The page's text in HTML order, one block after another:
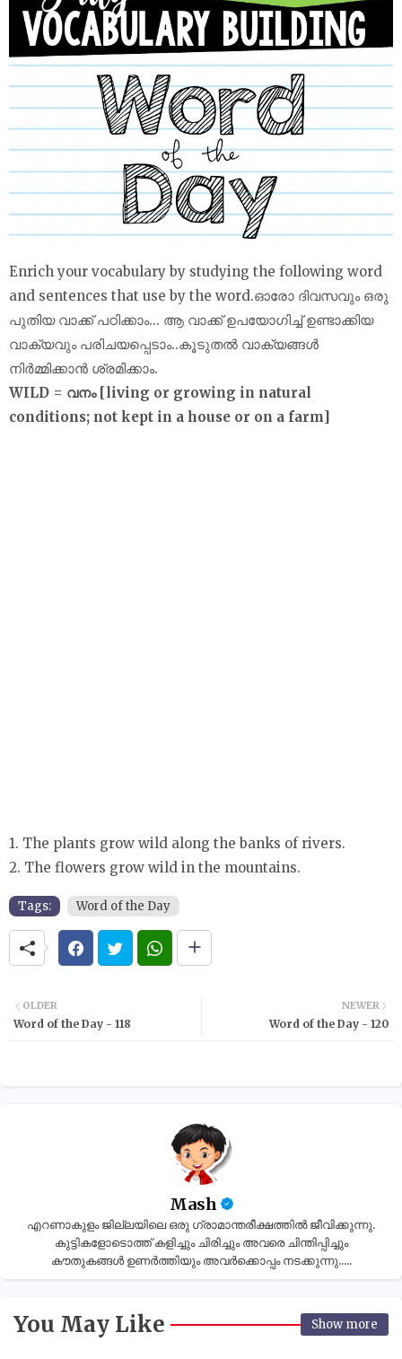
Enrich your vocabulary by studying the following word
and sentences that use by the word.ഓരോ ദിവസവും ഒരു
പുതിയ വാക്ക് പഠിക്കാം... ആ വാക്ക് ഉപയോഗിച്ച് ഉണ്ടാക്കിയ
വാക്യവും പരിചയപ്പെടാം..കൂടുതൽ വാക്യങ്ങൾ
നിർമ്മിക്കാൻ ശ്രമിക്കാം.
WILD = വനം [living or growing in natural
conditions; not kept in a house or on a farm]
1. The plants grow wild along the banks of rivers.
2. The flowers grow wild in the mountains.
Tags: Word of the Day
NEWER
Word of the Day - 120
OLDER
Word of the Day - 118
Mash
എറണാകുളം ജില്ലയിലെ ഒരു ഗ്രാമാന്തരീക്ഷത്തിൽ ജീവിക്കുന്നു.
കുട്ടികളോടൊത്ത് കളിച്ചും ചിരിച്ചും അവരെ ചിന്തിപ്പിച്ചും
കൗതുകങ്ങൾ ഉണർത്തിയും അവർക്കൊപ്പം നടക്കുന്നു.....
You May Like Show more